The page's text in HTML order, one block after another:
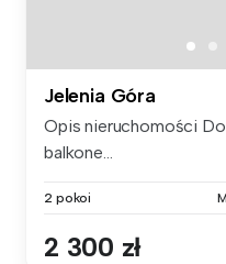
Jelenia Góra
Opis nieruchomości
balkone...
2 pokoi
2 300 zł